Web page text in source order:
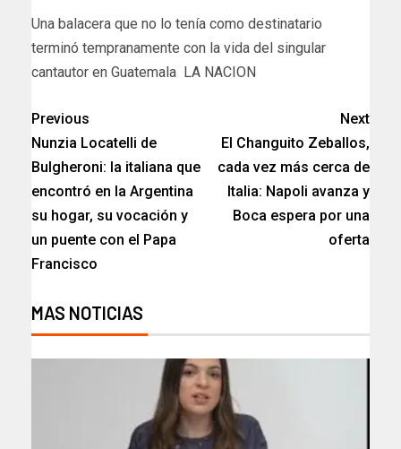
​Una balacera que no lo tenía como destinatario
terminó tempranamente con la vida del singular
cantautor en Guatemala LA NACION
Previous
Nunzia Locatelli de
Bulgheroni: la italiana que
encontró en la Argentina
su hogar, su vocación y
un puente con el Papa
Francisco
Next
El Changuito Zeballos,
cada vez más cerca de
Italia: Napoli avanza y
Boca espera por una
oferta
MAS NOTICIAS